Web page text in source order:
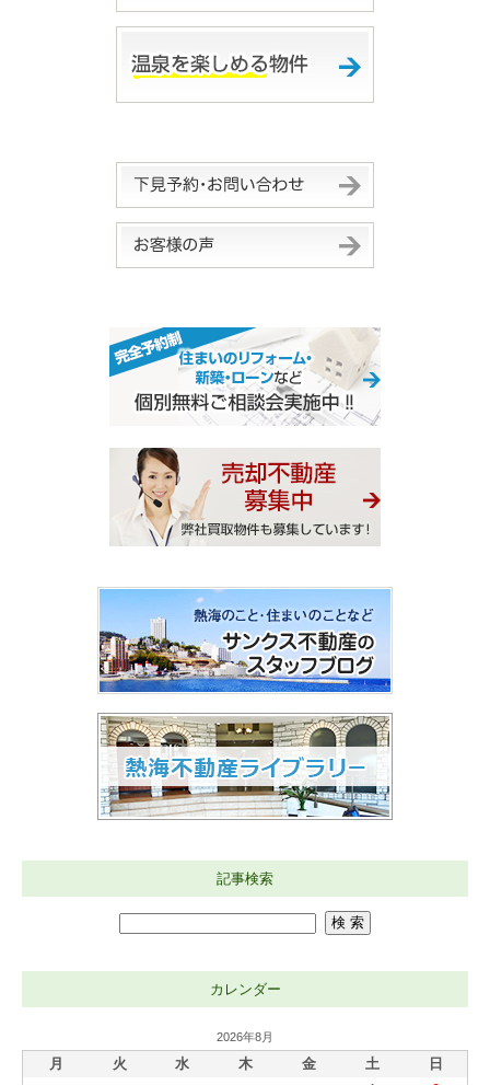
記事検索
カレンダー
2026年8月
月 火 水 木 金 土 日